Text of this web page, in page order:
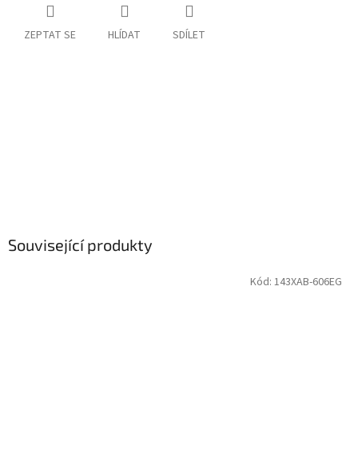
ZEPTAT SE HLÍDAT SDÍLET
Související produkty
Kód: 143XAB-606EG